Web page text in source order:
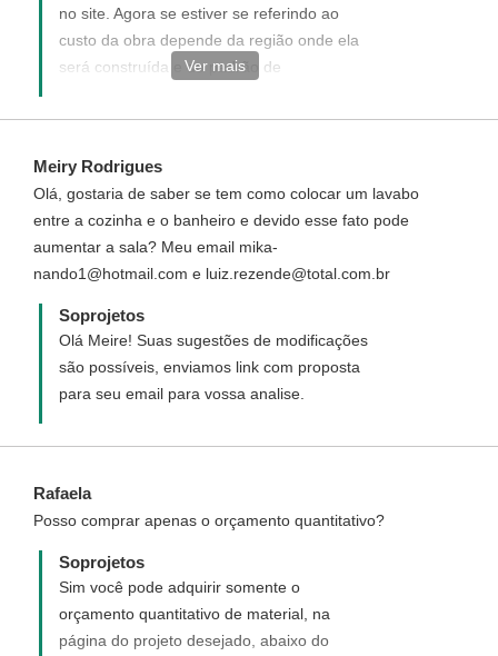
no site. Agora se estiver se referindo ao
custo da obra depende da região onde ela
será construída e do padrão de
simples. Também depende de fatores como
especiais etc. Opcionalmente nossos
projetos acompanham o Orçamento
Quantitativo de Material (R$ 80,00), que é a
relação da quantidade de materiais a serem
gastos na construção sem valores unitários,
entregues em arquivo .xls do Excel para
maior comodidade. Você inclui os valores
dos materiais da sua cidade e a planilha
calcula automaticamente o valor total, o
Ver mais
Meiry Rodrigues
Olá, gostaria de saber se tem como colocar um lavabo
entre a cozinha e o banheiro e devido esse fato pode
aumentar a sala? Meu email mika-
nando1@hotmail.com e luiz.rezende@total.com.br
Soprojetos
Olá Meire! Suas sugestões de modificações
são possíveis, enviamos link com proposta
para seu email para vossa analise.
Rafaela
Posso comprar apenas o orçamento quantitativo?
Soprojetos
Sim você pode adquirir somente o
orçamento quantitativo de material, na
página do projeto desejado, abaixo do